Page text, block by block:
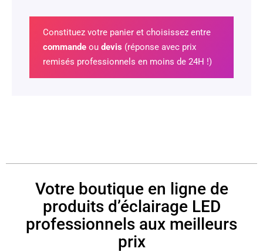
Constituez votre panier et choisissez entre
commandeou devis (réponse avec prix
remisés professionnels en moins de 24H !)
Votre boutique en ligne de
produits d’éclairage LED
professionnels aux meilleurs
prix